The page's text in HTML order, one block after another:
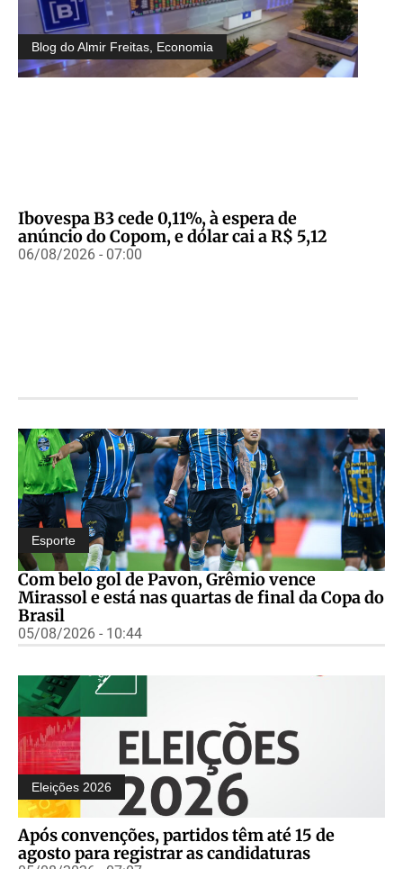
Blog do Almir Freitas Economia
Ibovespa B3 cede 0,11%, à espera de
anúncio do Copom, e dólar cai a R$ 5,12
06/08/2026 - 07:00
Esporte
Com belo gol de Pavon, Grêmio vence
Mirassol e está nas quartas de final da Copa do
Brasil
05/08/2026 - 10:44
Eleições 2026
Após convenções, partidos têm até 15 de
agosto para registrar as candidaturas